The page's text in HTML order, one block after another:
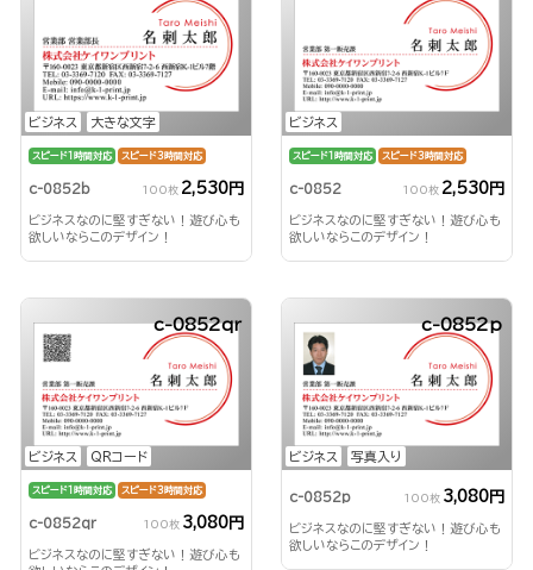
ビジネス 大きな文字
スピード1時間対応 スピード3時間対応
c-0852b 100枚 2,530円
ビジネスなのに堅すぎない！遊び心も
欲しいならこのデザイン！
ビジネス
スピード1時間対応 スピード3時間対応
c-0852 100枚 2,530円
ビジネスなのに堅すぎない！遊び心も
欲しいならこのデザイン！
ビジネス QRコード
c-0852qr
スピード1時間対応 スピード3時間対応
c-0852qr 100枚 3,080円
ビジネスなのに堅すぎない！遊び心も
ビジネス 写真入り
c-0852p
c-0852p 100枚 3,080円
ビジネスなのに堅すぎない！遊び心も
欲しいならこのデザイン！